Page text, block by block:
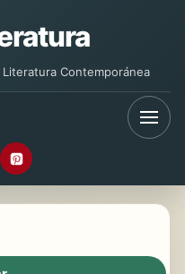
Contemporánea